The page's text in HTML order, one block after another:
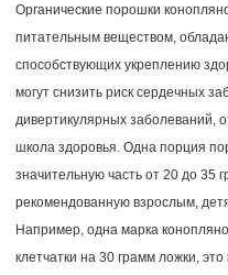
Органические порошки
питательным веществом,
способствующих укреплению
могут снизить риск сердечных
дивертикулярных заболеваний,
школа здоровья. Одна порция
значительную часть от 20 до 35
рекомендованную взрослым,
Например, одна марка
клетчатки на 30 грамм ложки,